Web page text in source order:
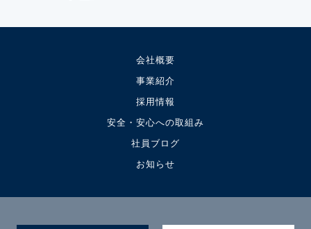
会社概要
事業紹介
採用情報
安全・安心への取組み
社員ブログ
お知らせ